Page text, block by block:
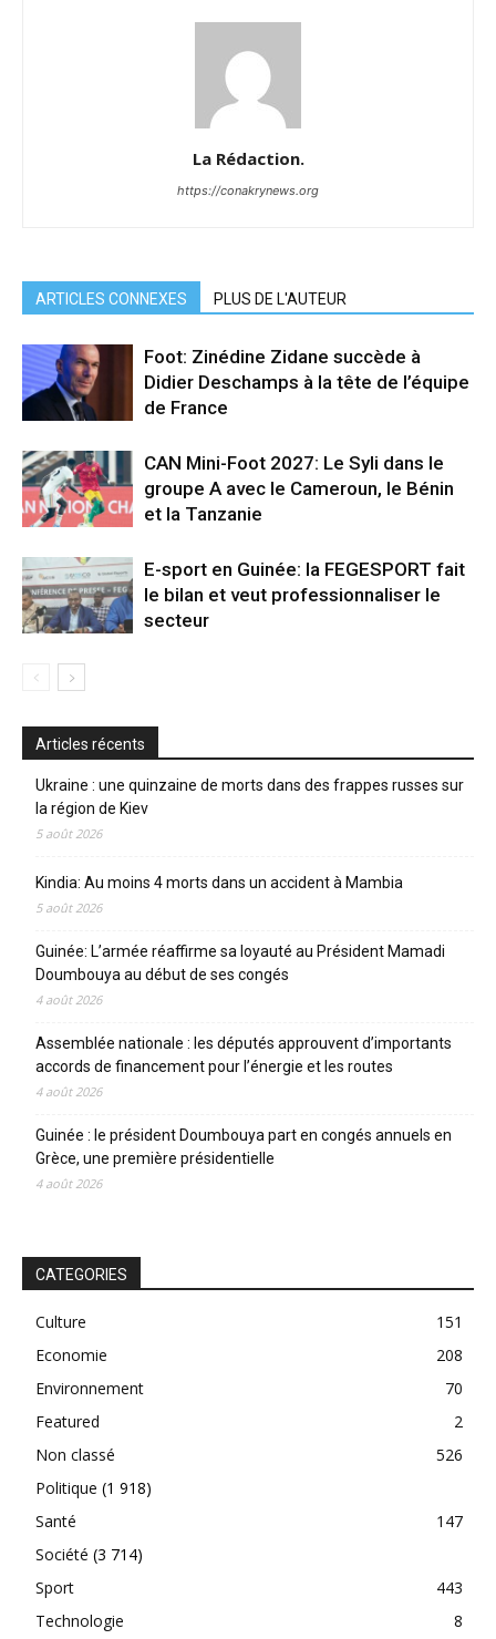
La Rédaction.
https://conakrynews.org
ARTICLES CONNEXES PLUS DE L'AUTEUR
Foot: Zinédine Zidane succède à
Didier Deschamps à la tête de l’équipe
de France
CAN Mini-Foot 2027: Le Syli dans le
groupe A avec le Cameroun, le Bénin
et la Tanzanie
E-sport en Guinée: la FEGESPORT fait
le bilan et veut professionnaliser le
secteur
Articles récents
Ukraine : une quinzaine de morts dans des frappes russes sur
la région de Kiev
5 août 2026
Kindia: Au moins 4 morts dans un accident à Mambia
5 août 2026
Guinée: L’armée réaffirme sa loyauté au Président Mamadi
Doumbouya au début de ses congés
4 août 2026
Assemblée nationale : les députés approuvent d’importants
accords de financement pour l’énergie et les routes
4 août 2026
Guinée : le président Doumbouya part en congés annuels en
Grèce, une première présidentielle
4 août 2026
CATEGORIES
Culture
151
Economie
208
Environnement
70
Featured
2
Non classé
526
Politique (1 918)
Santé
147
Société (3 714)
Sport
443
Technologie
8